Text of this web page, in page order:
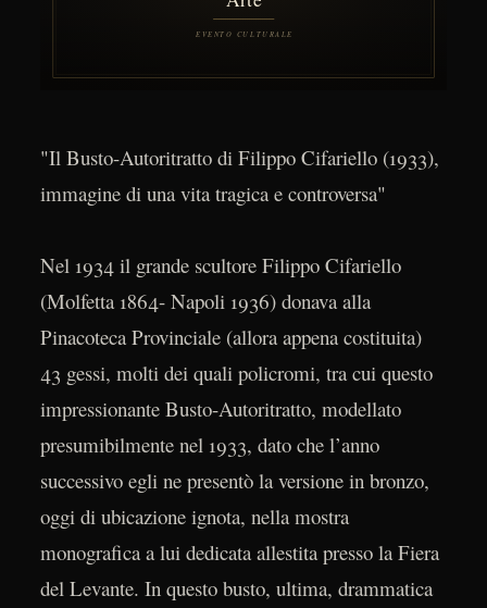
"Il Busto-Autoritratto di Filippo Cifariello (1933),
immagine di una vita tragica e controversa"
Nel 1934 il grande scultore Filippo Cifariello
(Molfetta 1864- Napoli 1936) donava alla
Pinacoteca Provinciale (allora appena costituita)
43 gessi, molti dei quali policromi, tra cui questo
impressionante Busto-Autoritratto, modellato
presumibilmente nel 1933, dato che l’anno
successivo egli ne presentò la versione in bronzo,
oggi di ubicazione ignota, nella mostra
monografica a lui dedicata allestita presso la Fiera
del Levante. In questo busto, ultima, drammatica